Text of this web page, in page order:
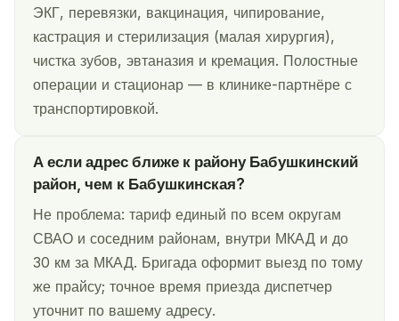
ЭКГ, перевязки, вакцинация, чипирование,
кастрация и стерилизация (малая хирургия),
чистка зубов, эвтаназия и кремация. Полостные
операции и стационар — в клинике-партнёре с
транспортировкой.
А если адрес ближе к району Бабушкинский
район, чем к Бабушкинская?
Не проблема: тариф единый по всем округам
СВАО и соседним районам, внутри МКАД и до
30 км за МКАД. Бригада оформит выезд по тому
же прайсу; точное время приезда диспетчер
уточнит по вашему адресу.